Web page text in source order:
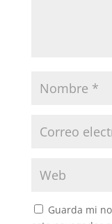
Guarda mi